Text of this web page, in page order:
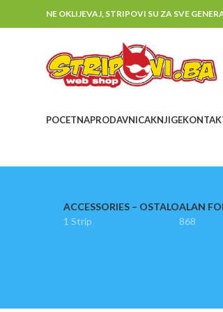
NE OKLIJEVAJ, STRIPOVI SU ZA SVE
POCETNAPRODAVNICAKNJIGE
ACCESSORIES – OSTALO
1 Strip
ALAN
868